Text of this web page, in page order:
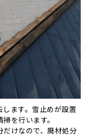
ます。雪止めが設置
を行います。
けなので、廃材処分